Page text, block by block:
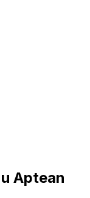
Aptean